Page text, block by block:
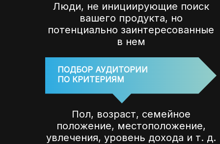
Люди, не инициирующие поиск
вашего продукта, но
потенциально заинтересованные
в нем
ПОДБОР АУДИТОРИИ
ПО КРИТЕРИЯМ
Пол, возраст, семейное
положение, местоположение,
увлечения, уровень дохода и т. д.